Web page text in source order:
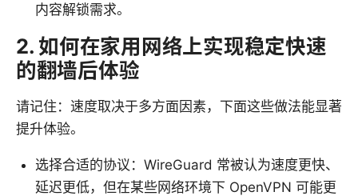
内容解锁需求。
2. 如何在家用网络上实现稳定快速
的翻墙后体验
请记住：速度取决于多方面因素，下面这些做法能显著
提升体验。
选择合适的协议：WireGuard 常被认为速度更快、
延迟更低，但在某些网络环境下 OpenVPN 可能更